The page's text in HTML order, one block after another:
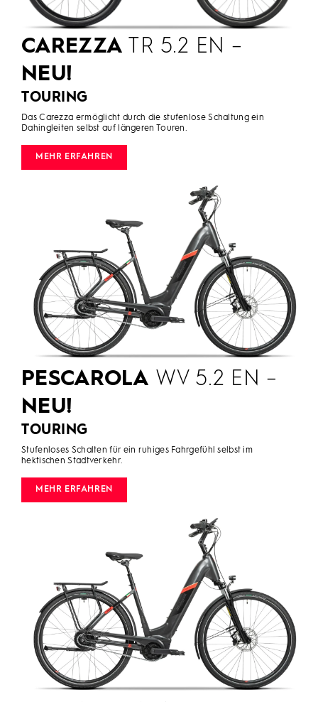
CAREZZA TR 5.2 EN –
NEU!
TOURING
Das Carezza ermöglicht durch die stufenlose Schaltung ein
Dahingleiten selbst auf längeren Touren.
MEHR ERFAHREN
PESCAROLA WV 5.2 EN –
NEU!
TOURING
Stufenloses Schalten für ein ruhiges Fahrgefühl selbst im
hektischen Stadtverkehr.
MEHR ERFAHREN